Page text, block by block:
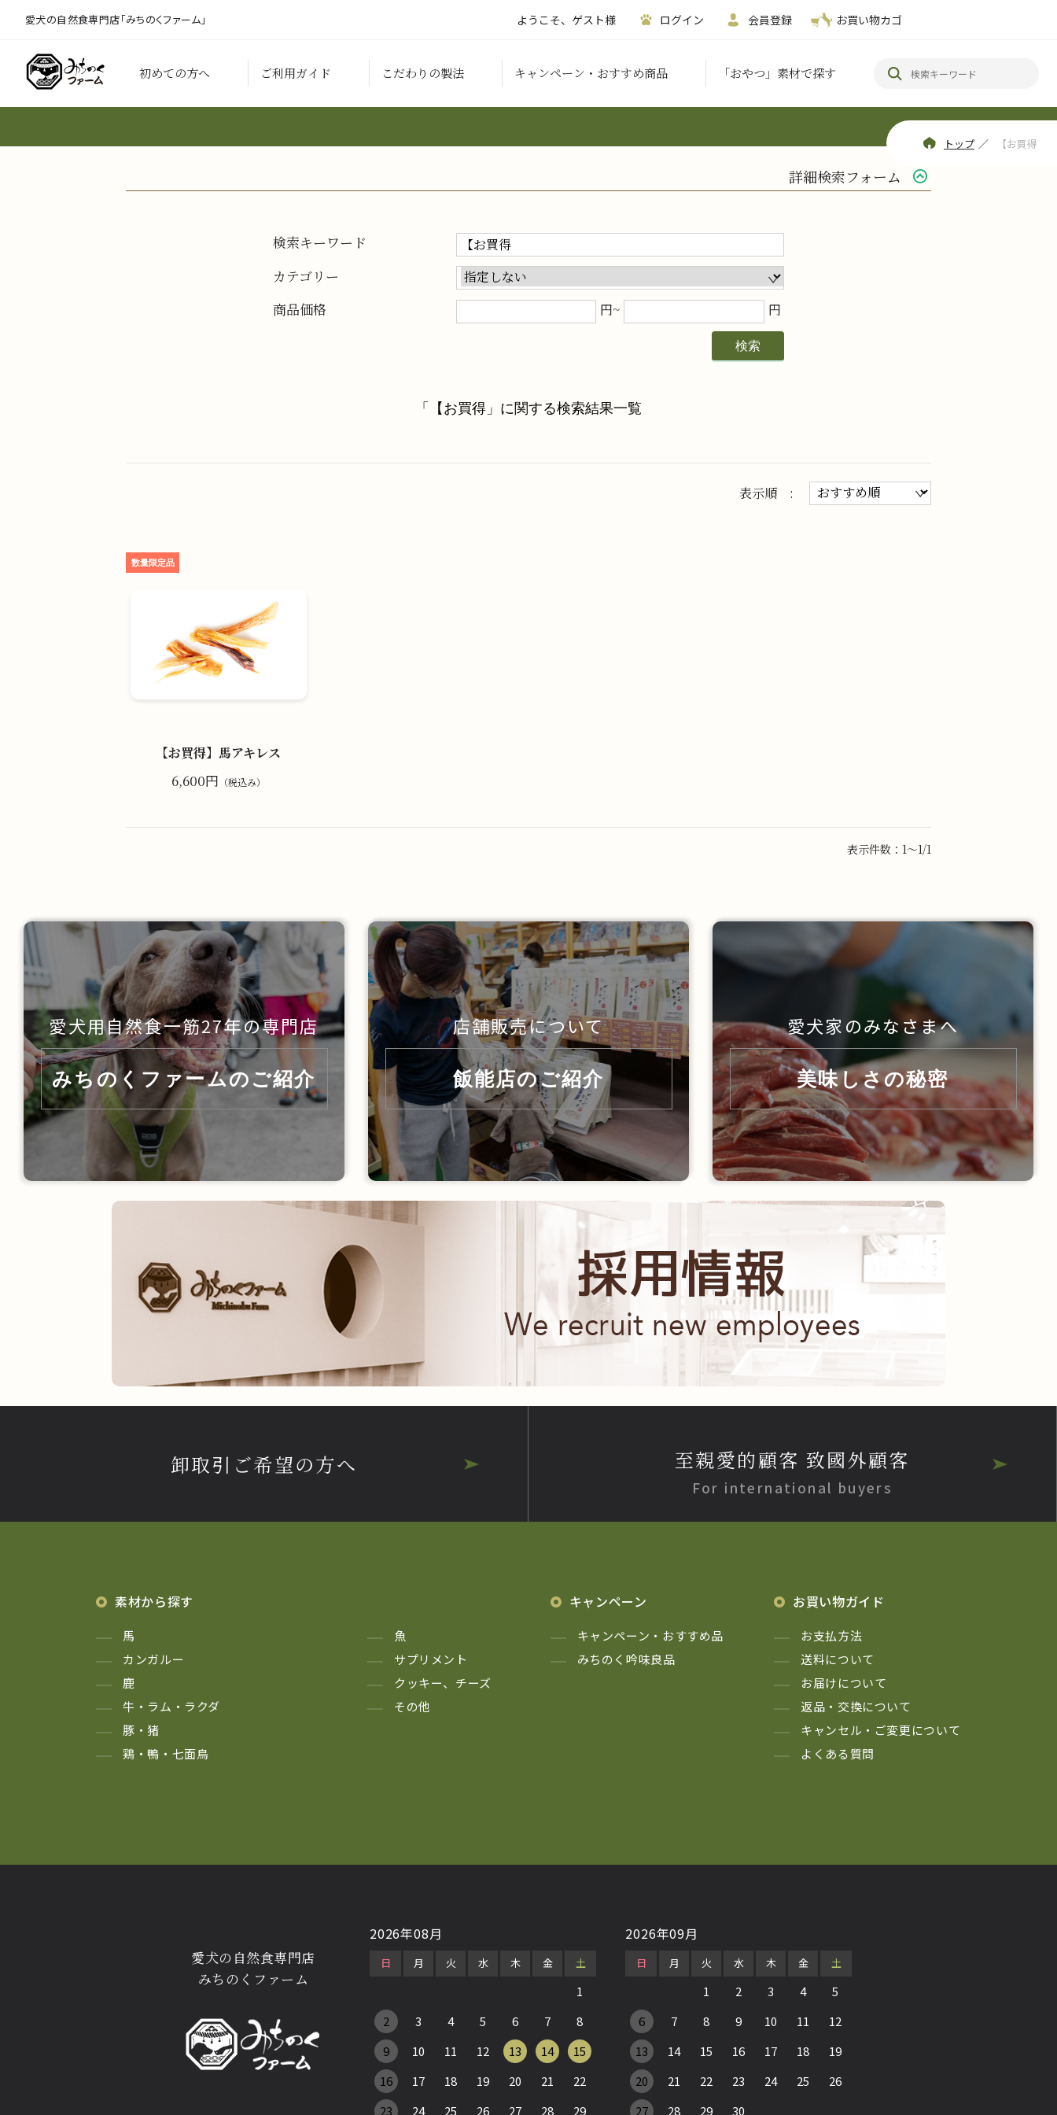
愛犬の自然食専門店「みちのくファーム」 ようこそ、ゲスト様 ログイン 会員登録 お買い物カゴ
初めての方へ ご利用ガイド こだわりの製法 キャンペーン・おすすめ商品 「おやつ」素材で探す
トップ ／ 【お買得
詳細検索フォーム
検索キーワード
カテゴリー
商品価格
円~ 円
検索
「【お買得」に関する検索結果一覧
表示順 :
【お買得】馬アキレス
6,600円 （税込み）
表示件数：1～1/1
愛犬用自然食一筋27年の専門店
みちのくファームのご紹介
店舗販売について
飯能店のご紹介
愛犬家のみなさまへ
美味しさの秘密
卸取引ご希望の方へ 至親愛的顧客 致國外顧客
For international buyers
素材から探す
馬
カンガルー
鹿
牛・ラム・ラクダ
豚・猪
鶏・鴨・七面鳥
魚
サプリメント
クッキー、チーズ
その他
キャンペーン
キャンペーン・おすすめ品
みちのく吟味良品
お買い物ガイド
お支払方法
送料について
お届けについて
返品・交換について
キャンセル・ご変更について
よくある質問
愛犬の自然食専門店
みちのくファーム
2026年08月
日 月 火 水 木 金 土
1
2
3 4 5 6 7
8
9
10 11 12 13 14
15
16
17 18 19 20 21
22
23
24 25 26 27 28 29
2026年09月
日 月 火 水 木 金 土
1 2 3 4
5
6
7 8 9 10 11
12
13
14 15 16 17 18
19
20
21 22 23 24 25
26
27
28 29 30